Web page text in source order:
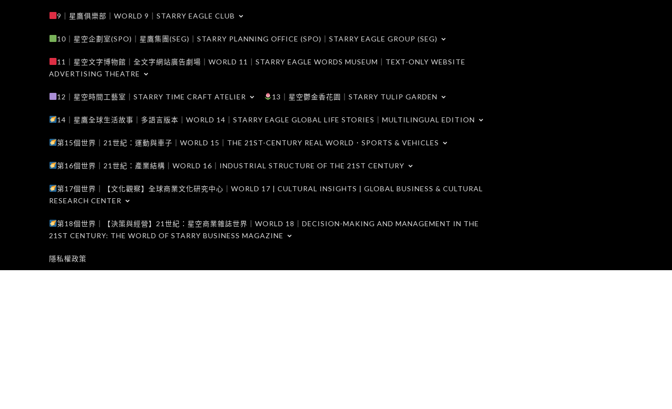
9｜星鷹俱樂部｜WORLD 9｜STARRY EAGLE CLUB
10｜星空企劃室(SPO)｜星鷹集團(SEG)｜STARRY PLANNING OFFICE (SPO)｜STARRY EAGLE GROUP (SEG)
11｜星空文字博物館｜全文字網站廣告劇場｜WORLD 11｜STARRY EAGLE WORDS MUSEUM｜TEXT-ONLY WEBSITE
ADVERTISING THEATRE
12｜星空時間工藝室｜STARRY TIME CRAFT ATELIER 13｜星空鬱金香花園｜STARRY TULIP GARDEN
14｜星鷹全球生活故事｜多語言版本｜WORLD 14｜STARRY EAGLE GLOBAL LIFE STORIES｜MULTILINGUAL EDITION
第15個世界｜21世紀：運動與車子｜WORLD 15｜THE 21ST-CENTURY REAL WORLD．SPORTS & VEHICLES
第16個世界｜21世紀：產業結構｜WORLD 16｜INDUSTRIAL STRUCTURE OF THE 21ST CENTURY
第17個世界｜【文化觀察】全球商業文化研究中心｜WORLD 17 | CULTURAL INSIGHTS | GLOBAL BUSINESS & CULTURAL
RESEARCH CENTER
第18個世界｜【決策與經營】21世紀：星空商業雜誌世界｜WORLD 18｜DECISION-MAKING AND MANAGEMENT IN THE
21ST CENTURY: THE WORLD OF STARRY BUSINESS MAGAZINE
隱私權政策